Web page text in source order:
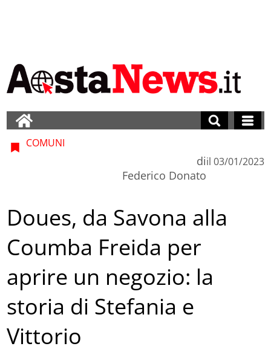
COMUNI
di
Federico Donato
il 03/01/2023
Doues, da Savona alla
Coumba Freida per
aprire un negozio: la
storia di Stefania e
Vittorio